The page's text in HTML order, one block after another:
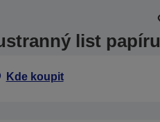
list papíru
Kde koupit